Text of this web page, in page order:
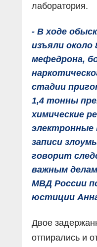
лаборатория.
- В ходе
изъяли около
мефедрона,
стадии
1,4 тонны
химические
электронные
записи
говорит
важным
МВД России
юстиции
Двое
отпирались и